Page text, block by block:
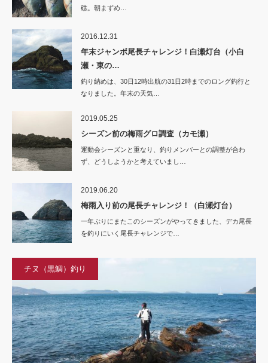
礁。朝まずめ…
2016.12.31
年末ジャンボ尾長チャレンジ！白瀬灯台（小白
瀬・東の…
釣り納めは、30日12時出航の31日2時までのロング釣行と
なりました。年末の天気…
2019.05.25
シーズン前の梅雨グロ調査（カモ瀬）
運動会シーズンと重なり、釣りメンバーとの調整が合わ
ず、どうしようかと考えていまし…
2019.06.20
梅雨入り前の尾長チャレンジ！（白瀬灯台）
一年ぶりにまたこのシーズンがやってきました、デカ尾長
を釣りにいく尾長チャレンジで…
チヌ（黒鯛）釣り